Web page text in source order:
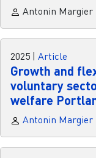
Antonin Margier
2025 Article
Growth and
voluntary
welfare
Antonin Margier